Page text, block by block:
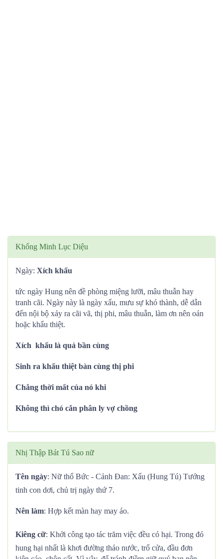
Khổng Minh Lục Diệu
Ngày: Xích khẩu
tức ngày Hung nên đề phòng miệng lưỡi, mâu thuẫn hay
tranh cãi. Ngày này là ngày xấu, mưu sự khó thành, dễ dẫn
đến nội bộ xảy ra cãi vã, thị phi, mâu thuẫn, làm ơn nên oán
hoặc khẩu thiệt.
Xích khẩu là quả bần cùng
Sinh ra khẩu thiệt bàn cùng thị phi
Chẳng thời mất của nó khi
Không thì chó cắn phân ly vợ chồng
Nhị Thập Bát Tú Sao nữ
Tên ngày: Nữ thổ Bức - Cảnh Đan: Xấu (Hung Tú) Tướng
tinh con dơi, chủ trị ngày thứ 7.
Nên làm: Hợp kết màn hay may áo.
Kiêng cữ: Khởi công tạo tác trăm việc đều có hại. Trong đó
hung hại nhất là khơi đường tháo nước, trổ cửa, đầu đơn